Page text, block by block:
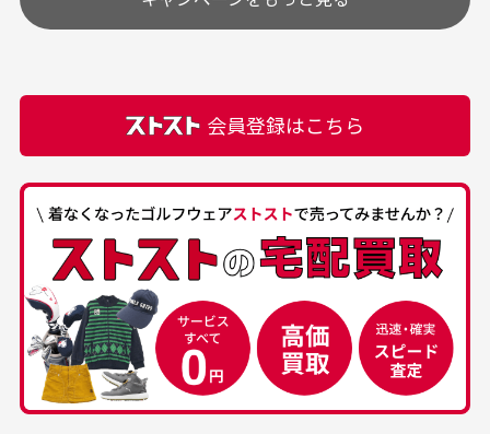
購入できました。状態も
最高でした。
商品をありがとうござい
ます。
30代男性
中古ゴルフウェアの
品揃えがすごい
50代男性
安心して中古ウェア
を買えるお店です
頂きます。
カートの有効時間はありますか？
は自動的にカート内の商品が削除されますのでご注意
下さい。
お気に入り機能をご利用下さい。
付属品の記載につきましては、弊社に入荷した時点
正規代理店にて購入された際と異なる場合や欠品が
ある場合もございます。
経年劣化について
当店では商品の管理には細心の注意を払っておりま
すが、経年により素材の劣化やパーツの強度低下が
生じている場合がございます。
銀行振込（前払い）
会員登録はこちら